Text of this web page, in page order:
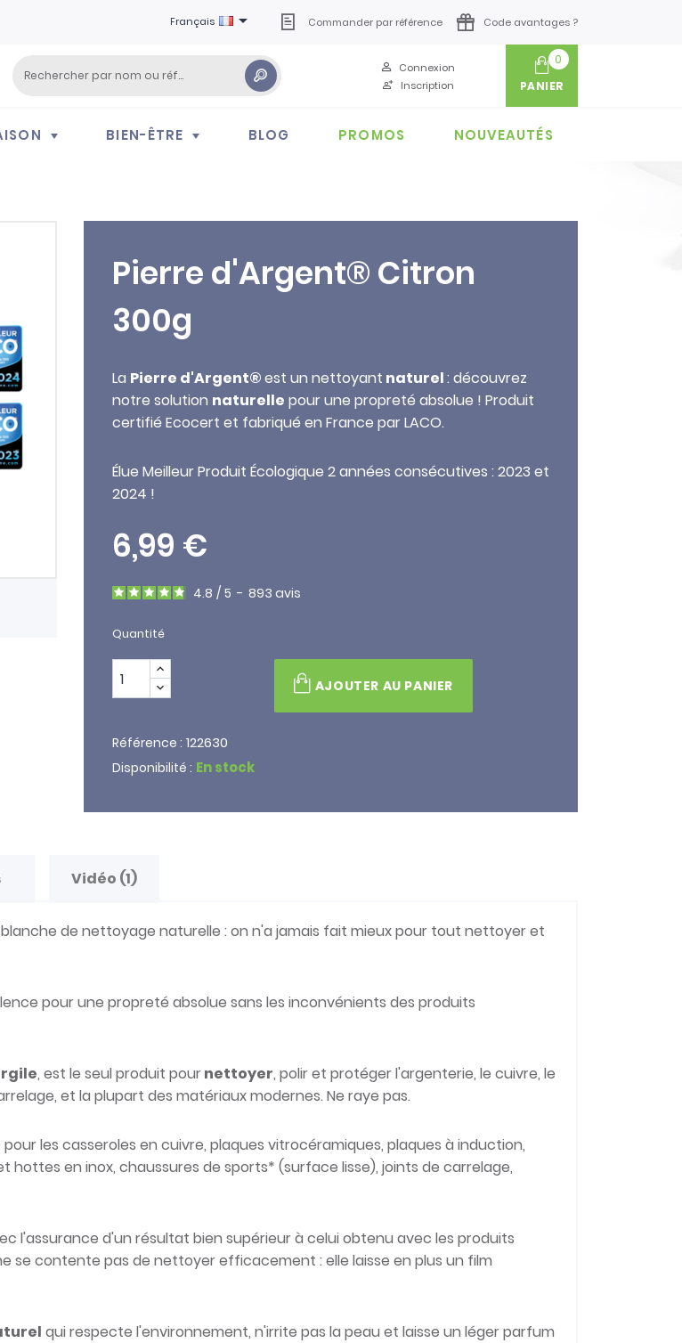
Français  Commander par référence Code avantages ?
Inscription
Connexion
0
PANIER
BIEN-ÊTRE BLOG PROMOS NOUVEAUTÉS
Pierre d'Argent® Citron
300g
La Pierre d'Argent®est un nettoyant naturel: découvrez
notre solution naturelle pour une propreté absolue ! Produit
certifié Ecocert et fabriqué en France par LACO.
Élue Meilleur Produit Écologique 2 années consécutives : 2023 et
2024 !
6,99 €
4.8 / 5 - 893 avis
Quantité
AJOUTER AU PANIER
Référence : 122630
Disponibilité : En stock
Vidéo (1)
de nettoyage naturelle : on n'a jamais fait mieux pour tout nettoyer et
pour une propreté absolue sans les inconvénients des produits
, est le seul produit pournettoyer, polir et protéger l'argenterie, le cuivre, le
et la plupart des matériaux modernes. Ne raye pas.
les casseroles en cuivre, plaques vitrocéramiques, plaques à induction,
hottes en inox, chaussures de sports* (surface lisse), joints de carrelage,
l'assurance d'un résultat bien supérieur à celui obtenu avec les produits
se contente pas de nettoyer efficacement : elle laisse en plus un film
qui respecte l'environnement, n'irrite pas la peau et laisse un léger parfum